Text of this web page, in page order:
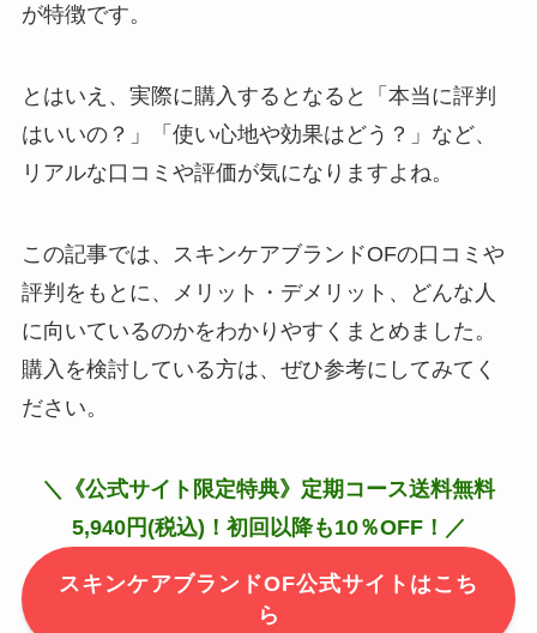
が特徴です。
とはいえ、実際に購入するとなると「本当に評判
はいいの？」「使い心地や効果はどう？」など、
リアルな口コミや評価が気になりますよね。
この記事では、スキンケアブランドOFの口コミや
評判をもとに、メリット・デメリット、どんな人
に向いているのかをわかりやすくまとめました。
購入を検討している方は、ぜひ参考にしてみてく
ださい。
＼《公式サイト限定特典》定期コース送料無料
5,940円(税込)！初回以降も10％OFF！／
スキンケアブランドOF公式サイトはこち
ら